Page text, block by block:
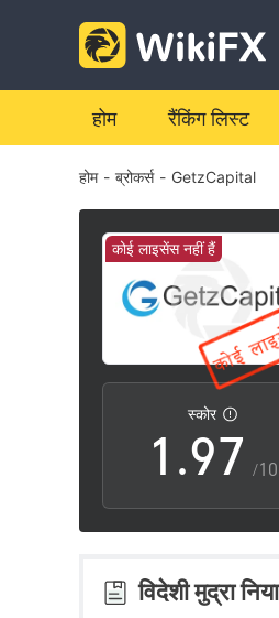
होम रैंकिंग लिस्ट
होम - ब्रोकर्स - GetzCapital
कोई लाइसेंस नहीं हैं
स्कोर
0
1
2
3
.
3
4
5
6
7
8
9
1
2
3
4
5
6
7
8
9
/10
विदेशी मुद्रा